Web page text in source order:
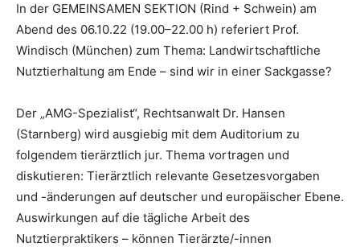
In der GEMEINSAMEN SEKTION (Rind + Schwein) am
Abend des 06.10.22 (19.00–22.00 h) referiert Prof.
Windisch (München) zum Thema: Landwirtschaftliche
Nutztierhaltung am Ende – sind wir in einer Sackgasse?
Der „AMG-Spezialist“, Rechtsanwalt Dr. Hansen
(Starnberg) wird ausgiebig mit dem Auditorium zu
folgendem tierärztlich jur. Thema vortragen und
diskutieren: Tierärztlich relevante Gesetzesvorgaben
und -änderungen auf deutscher und europäischer Ebene.
Auswirkungen auf die tägliche Arbeit des
Nutztierpraktikers – können Tierärzte/-innen